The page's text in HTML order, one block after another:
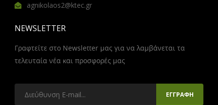
agnikolaos2@ktec.gr
NEWSLETTER
Γραφτείτε στο Newsletter μας για να λαμβάνεται τα
τελευταία νέα και προσφορές μας